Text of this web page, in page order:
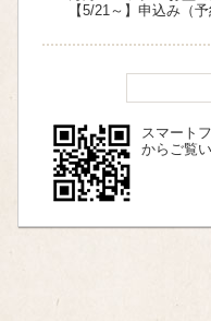
【5/21～】申込み（
スマート
からご覧